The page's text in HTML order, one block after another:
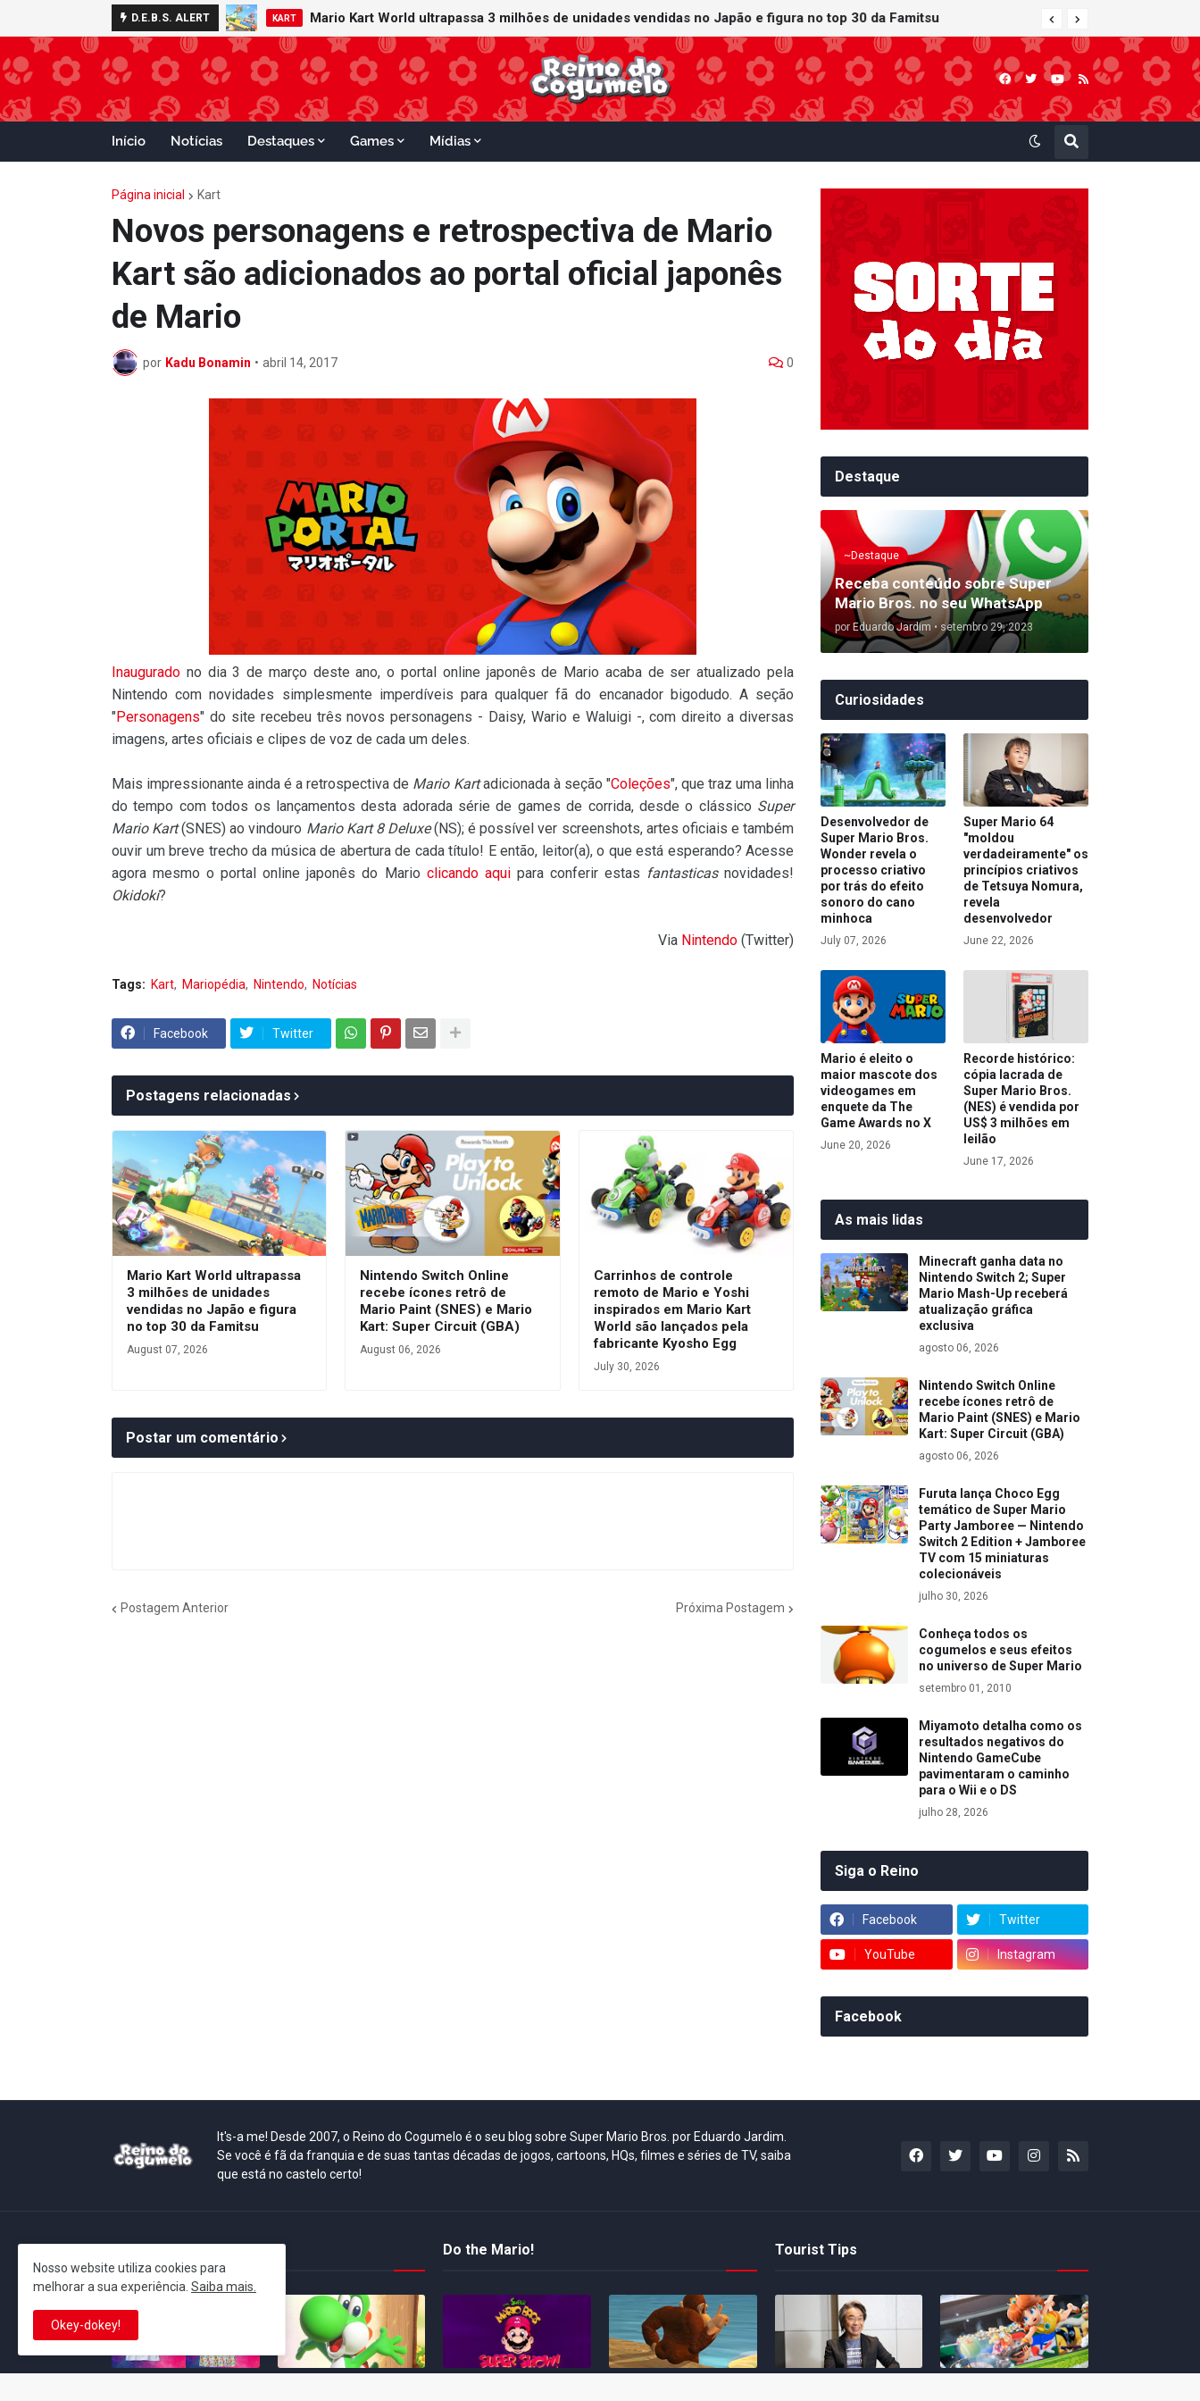
D.E.B.S. ALERT KART Mario Kart World ultrapassa 3 milhões de unidades vendidas no Japão e figura no top 30 da Famitsu
NOTÍCIAS Minecraft ganha data no Nintendo Switch 2; Super Mario Mash-Up receberá atualização gráfica exclusiva
Início Notícias Destaques Games Mídias
Página inicial Kart
Novos personagens e retrospectiva de Mario
Kart são adicionados ao portal oficial japonês
de Mario
por Kadu Bonamin • abril 14, 2017 0
Inaugurado no dia 3 de março deste ano, o portal online japonês de Mario acaba de ser atualizado pela
Nintendo com novidades simplesmente imperdíveis para qualquer fã do encanador bigodudo. A seção
"Personagens" do site recebeu três novos personagens - Daisy, Wario e Waluigi -, com direito a diversas
imagens, artes oficiais e clipes de voz de cada um deles.
Mais impressionante ainda é a retrospectiva de Mario Kartadicionada à seção "Coleções", que traz uma linha
do tempo com todos os lançamentos desta adorada série de games de corrida, desde o clássico Super
Mario Kart(SNES) ao vindouro Mario Kart 8 Deluxe(NS); é possível ver screenshots, artes oficiais e também
ouvir um breve trecho da música de abertura de cada título! E então, leitor(a), o que está esperando? Acesse
agora mesmo o portal online japonês do Mario clicando aquipara conferir estas fantasticasnovidades!
Okidoki?
Via Nintendo (Twitter)
Tags: Kart Mariopédia Nintendo Notícias
Facebook Twitter
Postagens relacionadas
Mario Kart World ultrapassa
3 milhões de unidades
vendidas no Japão e figura
no top 30 da Famitsu
August 07, 2026
Nintendo Switch Online
recebe ícones retrô de
Mario Paint (SNES) e Mario
Kart: Super Circuit (GBA)
August 06, 2026
Carrinhos de controle
remoto de Mario e Yoshi
inspirados em Mario Kart
World são lançados pela
fabricante Kyosho Egg
July 30, 2026
Postar um comentário
Postagem Anterior Próxima Postagem
Destaque
~Destaque
Receba conteúdo sobre Super
Mario Bros. no seu WhatsApp
por Eduardo Jardim • setembro 29, 2023
Curiosidades
Desenvolvedor de
Super Mario Bros.
Wonder revela o
processo criativo
por trás do efeito
sonoro do cano
minhoca
July 07, 2026
Super Mario 64
"moldou
verdadeiramente" os
princípios criativos
de Tetsuya Nomura,
revela
desenvolvedor
June 22, 2026
Mario é eleito o
maior mascote dos
videogames em
enquete da The
Game Awards no X
June 20, 2026
Recorde histórico:
cópia lacrada de
Super Mario Bros.
(NES) é vendida por
US$ 3 milhões em
leilão
June 17, 2026
As mais lidas
Minecraft ganha data no
Nintendo Switch 2; Super
Mario Mash-Up receberá
atualização gráfica
exclusiva
agosto 06, 2026
Nintendo Switch Online
recebe ícones retrô de
Mario Paint (SNES) e Mario
Kart: Super Circuit (GBA)
agosto 06, 2026
Furuta lança Choco Egg
temático de Super Mario
Party Jamboree — Nintendo
Switch 2 Edition + Jamboree
TV com 15 miniaturas
colecionáveis
julho 30, 2026
Conheça todos os
cogumelos e seus efeitos
no universo de Super Mario
setembro 01, 2010
Miyamoto detalha como os
resultados negativos do
Nintendo GameCube
pavimentaram o caminho
para o Wii e o DS
julho 28, 2026
Siga o Reino
Facebook Twitter
YouTube Instagram
Facebook
It's-a me! Desde 2007, o Reino do Cogumelo é o seu blog sobre Super Mario Bros. por Eduardo Jardim.
Se você é fã da franquia e de suas tantas décadas de jogos, cartoons, HQs, filmes e séries de TV, saiba
que está no castelo certo!
Do the Mario! Tourist Tips
Nosso website utiliza cookies para
melhorar a sua experiência. Saiba mais.
Okey-dokey!